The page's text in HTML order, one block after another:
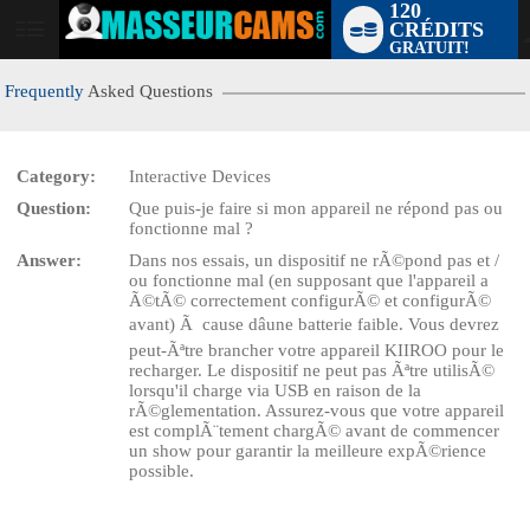
User
120
CRÉDITS
GRATUIT!
Frequently Asked Questions
Category:
Interactive Devices
Question:
Que puis-je faire si mon appareil ne répond pas ou
fonctionne mal ?
Answer:
Dans nos essais, un dispositif ne rÃ©pond pas et /
ou fonctionne mal (en supposant que l'appareil a
Ã©tÃ© correctement configurÃ© et configurÃ©
avant) Ã cause dâune batterie faible. Vous devrez
peut-Ãªtre brancher votre appareil KIIROO pour le
recharger. Le dispositif ne peut pas Ãªtre utilisÃ©
lorsqu'il charge via USB en raison de la
rÃ©glementation. Assurez-vous que votre appareil
est complÃ¨tement chargÃ© avant de commencer
un show pour garantir la meilleure expÃ©rience
possible.
LIMITED TIME OFFER!